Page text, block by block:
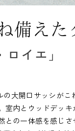
イエ」
大開口サッシがこ
室内とウッドデッ
の一体感を感じさ